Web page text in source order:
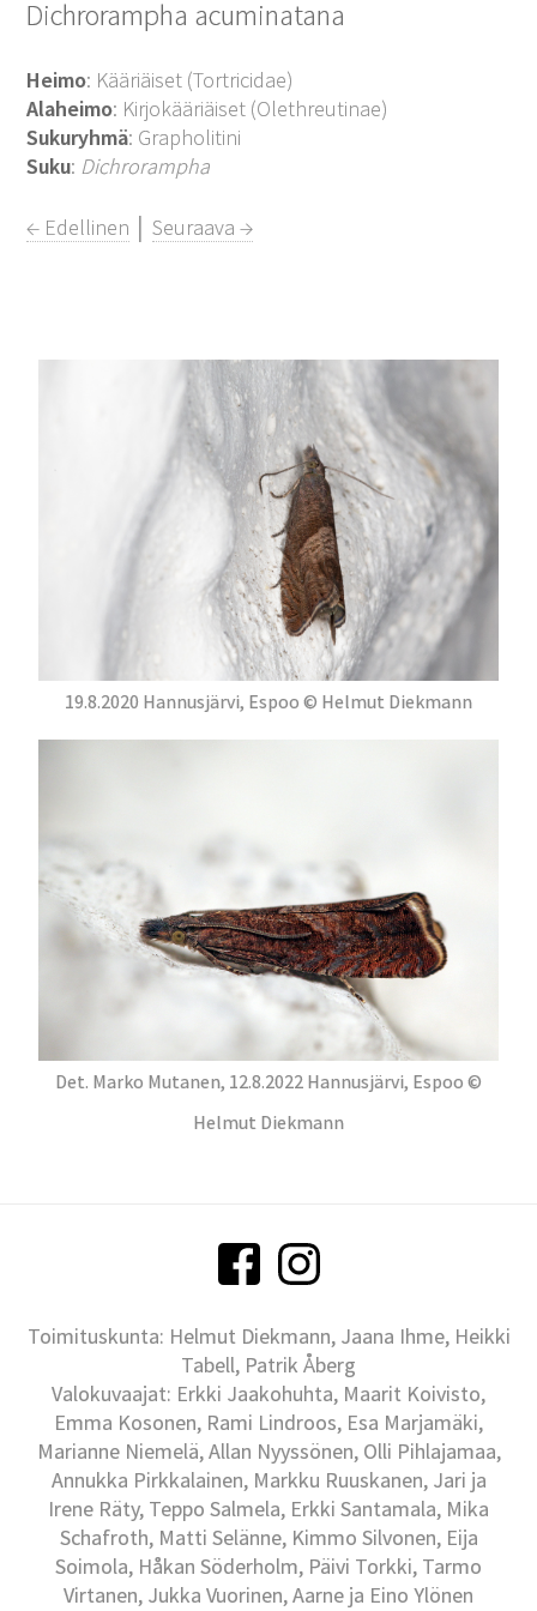
Dichrorampha acuminatana
Heimo: Kääriäiset (Tortricidae)
Alaheimo: Kirjokääriäiset (Olethreutinae)
Sukuryhmä: Grapholitini
Suku: Dichrorampha
← Edellinen │Seuraava →
19.8.2020 Hannusjärvi, Espoo © Helmut Diekmann
Det. Marko Mutanen, 12.8.2022 Hannusjärvi, Espoo ©
Helmut Diekmann
Toimituskunta: Helmut Diekmann, Jaana Ihme, Heikki
Tabell, Patrik Åberg
Valokuvaajat: Erkki Jaakohuhta, Maarit Koivisto,
Emma Kosonen, Rami Lindroos, Esa Marjamäki,
Marianne Niemelä, Allan Nyyssönen, Olli Pihlajamaa,
Annukka Pirkkalainen, Markku Ruuskanen, Jari ja
Irene Räty, Teppo Salmela, Erkki Santamala, Mika
Schafroth, Matti Selänne, Kimmo Silvonen, Eija
Soimola, Håkan Söderholm, Päivi Torkki, Tarmo
Virtanen, Jukka Vuorinen, Aarne ja Eino Ylönen